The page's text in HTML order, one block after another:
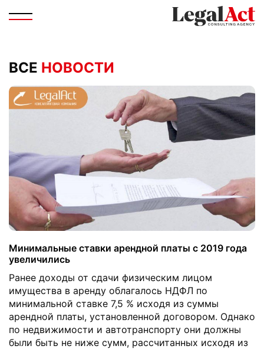
ВСЕ НОВОСТИ
Минимальные ставки арендной платы с 2019 года
увеличились
Ранее доходы от сдачи физическим лицом
имущества в аренду облагалось НДФЛ по
минимальной ставке 7,5 % исходя из суммы
арендной платы, установленной договором. Однако
по недвижимости и автотранспорту они должны
были быть не ниже сумм, рассчитанных исходя из